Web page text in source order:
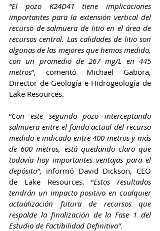
“El pozo K24D41 tiene implicaciones
importantes para la extensión vertical del
recurso de salmuera de litio en el área de
recursos central. Las calidades de litio son
algunas de las mejores que hemos medido,
con un promedio de 267 mg/L en 445
metros”, comentó Michael Gabora,
Director de Geología e Hidrogeología de
Lake Resources.
“Con este segundo pozo interceptando
salmuera entre el fondo actual del recurso
medido e indicado entre 400 metros y más
de 600 metros, está quedando claro que
todavía hay importantes ventajas para el
depósito”, informó David Dickson, CEO
de Lake Resources. “Estos resultados
tendrán un impacto positivo en cualquier
actualización futura de recursos que
respalde la finalización de la Fase 1 del
Estudio de Factibilidad Definitivo”.